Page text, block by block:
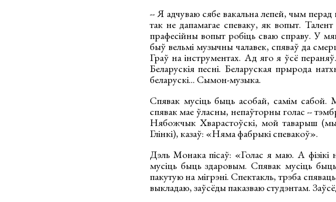
-- Я адчуваю сябе вакальна лепей, чым
так не дапамагае спеваку, як вопыт.
прафесійны вопыт робіць сваю справу. У
быў вельмі музычны чалавек, спяваў да
Граў на інструментах. Ад яго я ўсё
Беларускія песні. Беларуская прырода
беларускі... Сымон-музыка.
Спявак мусіць быць асобай, самім сабой.
спявак мае ўласны, непаўторны голас --
Нябожчык Хварастоўскі, мой таварыш (мы
Глінкі), казаў: «Няма фабрыкі спевакоў».
Дэль Монака пісаў: «Голас я маю. А
мусіць быць здаровым. Спявак мусіць
пакутую на мігрэні. Спектакль, трэба
выкладаю, заўсёды паказваю студэнтам.